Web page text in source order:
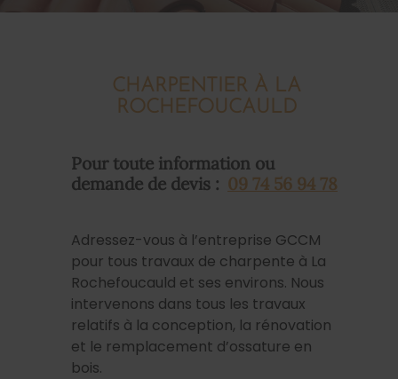
CHARPENTIER À LA
ROCHEFOUCAULD
Pour toute information ou
demande de devis : 09 74 56 94 78
Adressez-vous à l’entreprise GCCM
pour tous travaux de charpente à La
Rochefoucauld et ses environs. Nous
intervenons dans tous les travaux
relatifs à la conception, la rénovation
et le remplacement d’ossature en
bois.